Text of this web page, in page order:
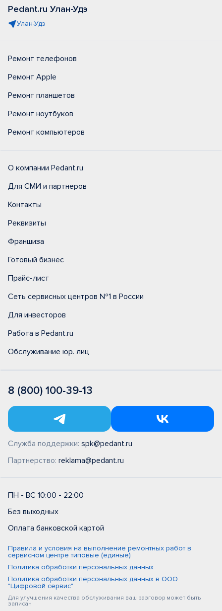
Pedant.ru Улан-Удэ
Улан-Удэ
Ремонт телефонов
Ремонт Apple
Ремонт планшетов
Ремонт ноутбуков
Ремонт компьютеров
О компании Pedant.ru
Для СМИ и партнеров
Контакты
Реквизиты
Франшиза
Готовый бизнес
Прайс-лист
Сеть сервисных центров №1 в России
Для инвесторов
Работа в Pedant.ru
Обслуживание юр. лиц
8 (800) 100-39-13
Служба поддержки: spk@pedant.ru
Партнерство: reklama@pedant.ru
ПН - ВС 10:00 - 22:00
Без выходных
Оплата банковской картой
Правила и условия на выполнение ремонтных работ в
сервисном центре типовые (единые)
Политика обработки персональных данных
Политика обработки персональных данных в ООО
"Цифровой сервис"
Для улучшения качества обслуживания ваш разговор может быть
записан